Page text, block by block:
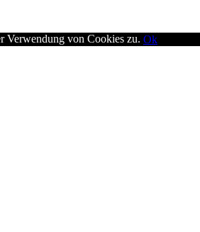
Verwendung von Cookies zu. Ok